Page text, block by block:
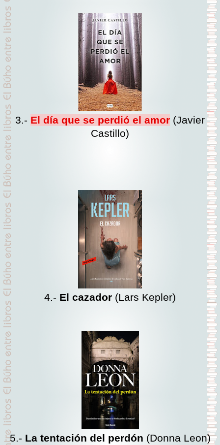
3.- El día que se perdió el amor (Javier
Castillo)
4.- El cazador (Lars Kepler)
5.- La tentación del perdón (Donna Leon)